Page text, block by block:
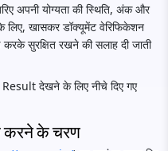
अपनी योग्यता की स्थिति, अंक और
लिए, खासकर डॉक्यूमेंट वेरिफिकेशन
सुरक्षित रखने की सलाह दी जाती
देखने के लिए नीचे दिए गए
करने के चरण